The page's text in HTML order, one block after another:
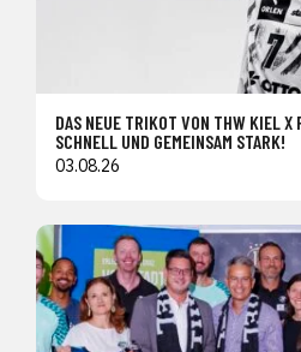
DAS NEUE TRIKOT VON THW KIEL
SCHNELL UND GEMEINSAM STARK!
03.08.26